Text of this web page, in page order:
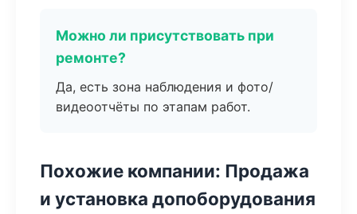
Можно ли присутствовать при
ремонте?
Да, есть зона наблюдения и фото/
видеоотчёты по этапам работ.
Похожие компании: Продажа
и установка допоборудования